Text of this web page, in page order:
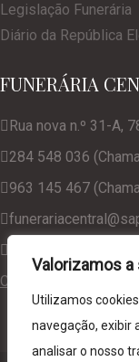
Valorizamos a
Utilizamos
navegação, exibir
analisar o nosso
Legislação Funerária
Diário da República
FUNERÁRIA
Rua nova n.º 31-A,
284 548 036
963 145 467
Consulte a nossa